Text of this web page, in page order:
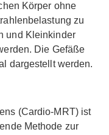
Körper ohne
zu
und Kleinkinder
Die Gefäße
dargestellt werden.
(Cardio-MRT) ist
Methode zur